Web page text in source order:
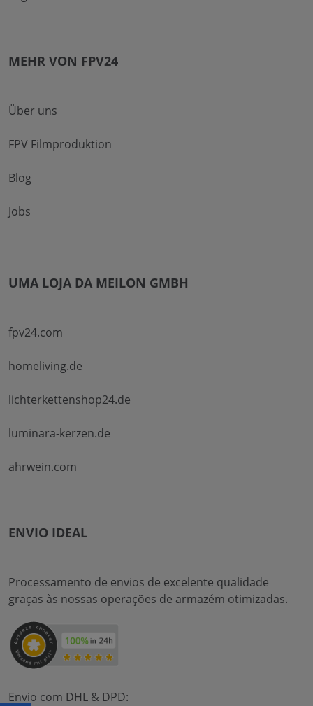
MEHR VON FPV24
Über uns
FPV Filmproduktion
Blog
Jobs
UMA LOJA DA MEILON GMBH
fpv24.com
homeliving.de
lichterkettenshop24.de
luminara-kerzen.de
ahrwein.com
ENVIO IDEAL
Processamento de envios de excelente qualidade
graças às nossas operações de armazém otimizadas.
Envio com DHL & DPD: